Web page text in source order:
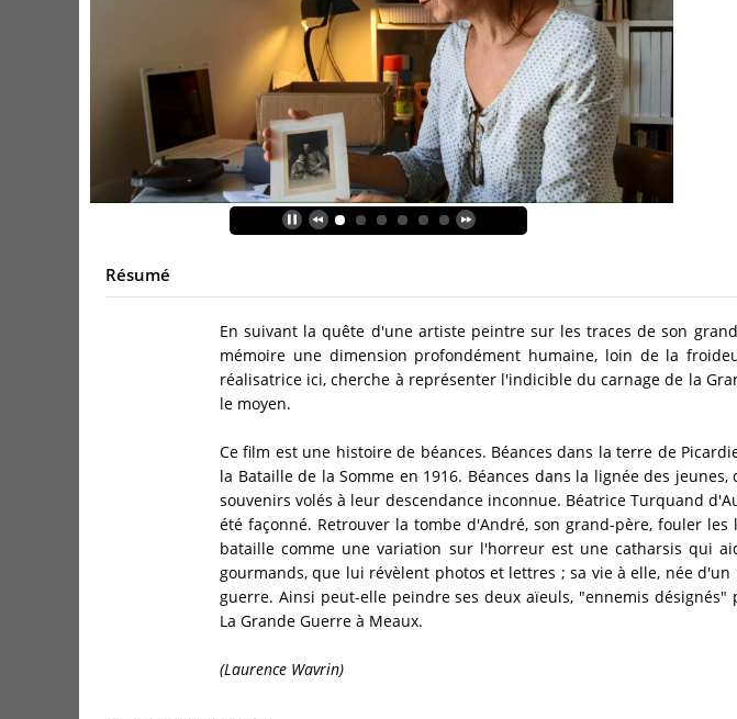
Résumé
En suivant la quête d'une artiste peintre sur les traces de son
mémoire une dimension profondément humaine, loin de la
réalisatrice ici, cherche à représenter l'indicible du carnage de la
le moyen.
Ce film est une histoire de béances. Béances dans la terre de
la Bataille de la Somme en 1916. Béances dans la lignée des
souvenirs volés à leur descendance inconnue. Béatrice Turquand
été façonné. Retrouver la tombe d'André, son grand-père, fouler
bataille comme une variation sur l'horreur est une catharsis qui
gourmands, que lui révèlent photos et lettres ; sa vie à elle, née
guerre. Ainsi peut-elle peindre ses deux aïeuls, "ennemis
La Grande Guerre à Meaux.
(Laurence Wavrin)